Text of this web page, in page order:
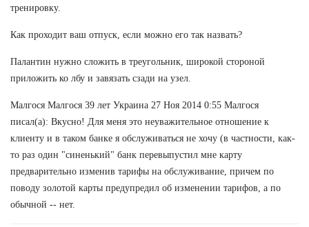
тренировку.
Как проходит ваш отпуск, если можно его так назвать?
Палантин нужно сложить в треугольник, широкой стороной
приложить ко лбу и завязать сзади на узел.
Малгося Малгося 39 лет Украина 27 Ноя 2014 0:55 Малгося
писал(а): Вкусно! Для меня это неуважительное отношение к
клиенту и в таком банке я обслуживаться не хочу (в частности, как-
то раз один "синенький" банк перевыпустил мне карту
предварительно изменив тарифы на обслуживание, причем по
поводу золотой карты предупредил об изменении тарифов, а по
обычной -- нет.